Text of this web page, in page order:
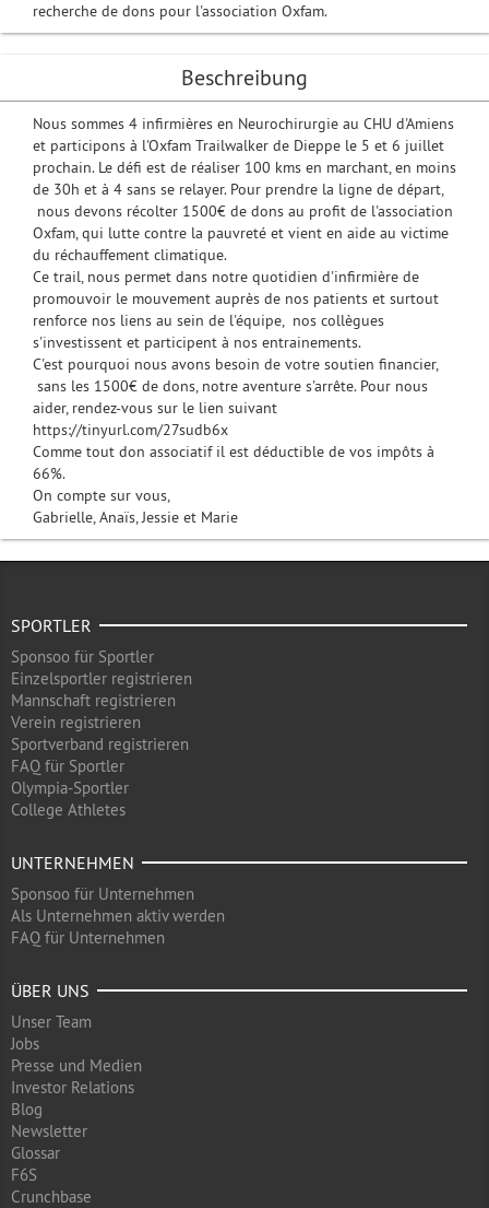
recherche de dons pour l'association Oxfam.
Beschreibung
Nous sommes 4 infirmières en Neurochirurgie au CHU d'Amiens
et participons à l'Oxfam Trailwalker de Dieppe le 5 et 6 juillet
prochain. Le défi est de réaliser 100 kms en marchant, en moins
de 30h et à 4 sans se relayer. Pour prendre la ligne de départ,
nous devons récolter 1500€ de dons au profit de l'association
Oxfam, qui lutte contre la pauvreté et vient en aide au victime
du réchauffement climatique.
Ce trail, nous permet dans notre quotidien d'infirmière de
promouvoir le mouvement auprès de nos patients et surtout
renforce nos liens au sein de l'équipe, nos collègues
s'investissent et participent à nos entrainements.
C'est pourquoi nous avons besoin de votre soutien financier,
sans les 1500€ de dons, notre aventure s'arrête. Pour nous
aider, rendez-vous sur le lien suivant
https://tinyurl.com/27sudb6x
Comme tout don associatif il est déductible de vos impôts à
66%.
On compte sur vous,
Gabrielle, Anaïs, Jessie et Marie
SPORTLER
Sponsoo für Sportler
Einzelsportler registrieren
Mannschaft registrieren
Verein registrieren
Sportverband registrieren
FAQ für Sportler
Olympia-Sportler
College Athletes
UNTERNEHMEN
Sponsoo für Unternehmen
Als Unternehmen aktiv werden
FAQ für Unternehmen
ÜBER UNS
Unser Team
Jobs
Presse und Medien
Investor Relations
Blog
Newsletter
Glossar
F6S
Crunchbase